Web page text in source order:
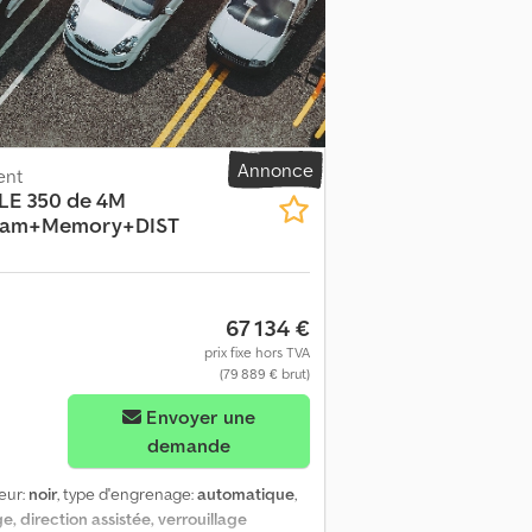
anti-encastrement rabattable *
Attelage * Essieux AP * 9 vitesses *
moteur Dedpfx Adszq Thmjlskr ----
à deux étages, commande à
du grappin. Diagramme de
7,6 m à 1,2 t.----Superstructure : Benne
à ressort (gauche + droite),
Vente uniquement aux
LES INFORMATIONS SONT
Les conditions générales de
factures, factures pro forma,
Annonce
350 de 4M
67 134 €
prix fixe hors TVA
(79 889 € brut)
demande
noir, type d'engrenage:automatique,
direction assistée, verrouillage